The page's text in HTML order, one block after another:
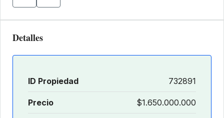
Detalles
ID Propiedad 732891
Precio $1.650.000.000